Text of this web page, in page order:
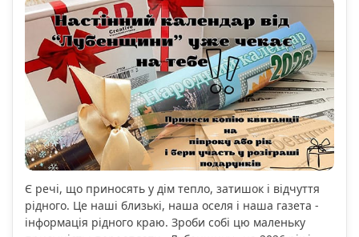
Є речі, що приносять у дім тепло, затишок і відчуття
рідного. Це наші близькі, наша оселя і наша газета -
інформація рідного краю. Зроби собі цю маленьку